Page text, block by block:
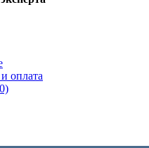
оплата